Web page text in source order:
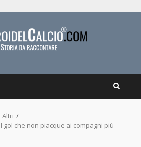
Altri
gol che non piacque ai compagni più